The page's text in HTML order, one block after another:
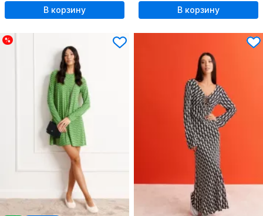
В корзину В корзину
%